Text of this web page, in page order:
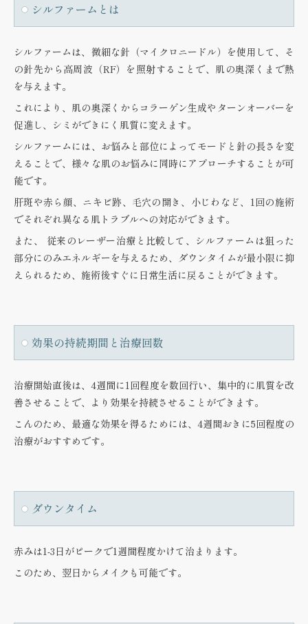
シルファームとは
シルファームは、微細な針（マイクロニードル）を使用して、そ
の針先から高周波（RF）を照射することで、肌の奥深くまで熱
を与えます。
これにより、肌の奥深くからコラーゲン生成やターンオーバーを
促進し、 シミができにく肌質に変えます。
シルファームには、お悩みと部位によってモードと針の長さを変
えることで、様々な肌のお悩みに同時にアプローチすることが可
能です。
肝斑や赤ら顔、ニキビ跡、毛穴の開き、小じわなど、1回の施術
でそれぞれ異なる肌トラブルへの対応ができます。
また、 従来のレーザー治療と比較して、シルファームは狙った
部分にのみエネルギーを与えるため、ダウンタイムが最小限に抑
えられるため、施術後すぐに日常生活に戻ることができます。
効果の持続期間と治療回数
治療開始直後は、4週間に1回程度を数回行い、集中的に肌質を改
善させることで、より効果を持続させることができます。
こんのため、 最適な効果を得るためには、4週間おきに5回程度の
治療がおすすめです。
ダウンタイム
赤みは1-3日がピークで1週間程度かけて治まります。
このため、翌日からメイクも可能です。